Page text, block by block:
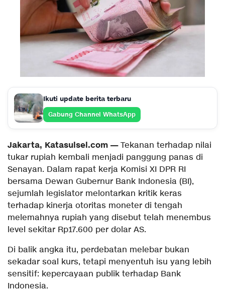
Ikuti update berita terbaru
Gabung Channel WhatsApp
Jakarta, Katasulsel.com —Tekanan terhadap nilai
tukar rupiah kembali menjadi panggung panas di
Senayan. Dalam rapat kerja Komisi XI DPR RI
bersama Dewan Gubernur Bank Indonesia (BI),
sejumlah legislator melontarkan kritik keras
terhadap kinerja otoritas moneter di tengah
melemahnya rupiah yang disebut telah menembus
level sekitar Rp17.600 per dolar AS.
Di balik angka itu, perdebatan melebar bukan
sekadar soal kurs, tetapi menyentuh isu yang lebih
sensitif: kepercayaan publik terhadap Bank
Indonesia.